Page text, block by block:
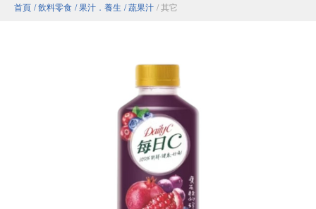
首頁 / 飲料零食 / 果汁．養生 / 蔬果汁 / 其它